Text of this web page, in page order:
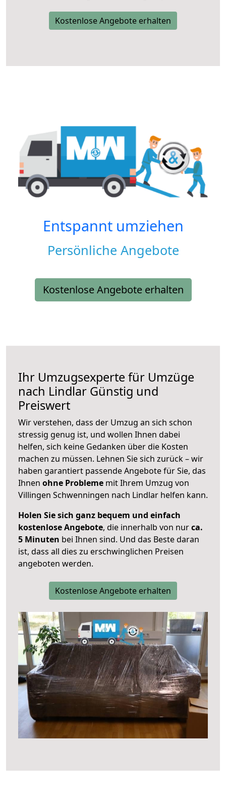
Kostenlose Angebote erhalten
Entspannt umziehen
Persönliche Angebote
Kostenlose Angebote erhalten
Ihr Umzugsexperte für Umzüge
nach Lindlar Günstig und
Preiswert
Wir verstehen, dass der Umzug an sich schon
stressig genug ist, und wollen Ihnen dabei
helfen, sich keine Gedanken über die Kosten
machen zu müssen. Lehnen Sie sich zurück – wir
haben garantiert passende Angebote für Sie, das
Ihnen ohne Probleme mit Ihrem Umzug von
Villingen Schwenningen nach Lindlar helfen kann.
Holen Sie sich ganz bequem und einfach
kostenlose Angebote, die innerhalb von nurca.
5 Minuten bei Ihnen sind. Und das Beste daran
ist, dass all dies zu erschwinglichen Preisen
angeboten werden.
Kostenlose Angebote erhalten